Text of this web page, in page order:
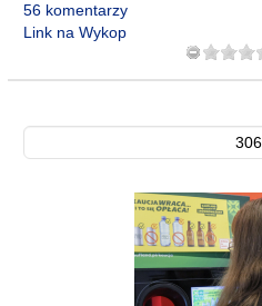
56 komentarzy
Link na Wykop
306